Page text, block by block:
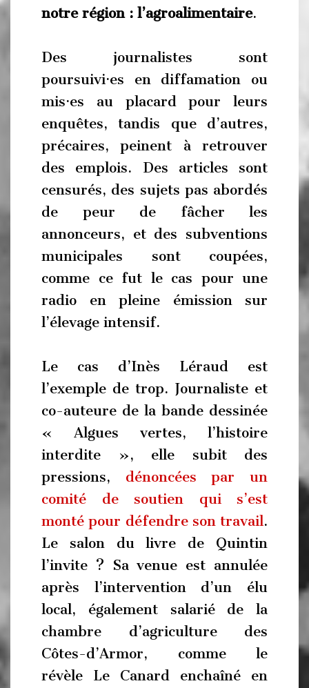
notre région : l’agroalimentaire.
Des journalistes sont
poursuivi·es en diffamation ou
mis·es au placard pour leurs
enquêtes, tandis que d’autres,
précaires, peinent à retrouver
des emplois. Des articles sont
censurés, des sujets pas abordés
de peur de fâcher les
annonceurs, et des subventions
municipales sont coupées,
comme ce fut le cas pour une
radio en pleine émission sur
l’élevage intensif.
Le cas d’Inès Léraud est
l’exemple de trop. Journaliste et
co-auteure de la bande dessinée
« Algues vertes, l’histoire
interdite », elle subit des
pressions, dénoncées par un
comité de soutien qui s’est
monté pour défendre son travail.
Le salon du livre de Quintin
l’invite ? Sa venue est annulée
après l’intervention d’un élu
local, également salarié de la
chambre d’agriculture des
Côtes-d’Armor, comme le
révèle Le Canard enchaîné en